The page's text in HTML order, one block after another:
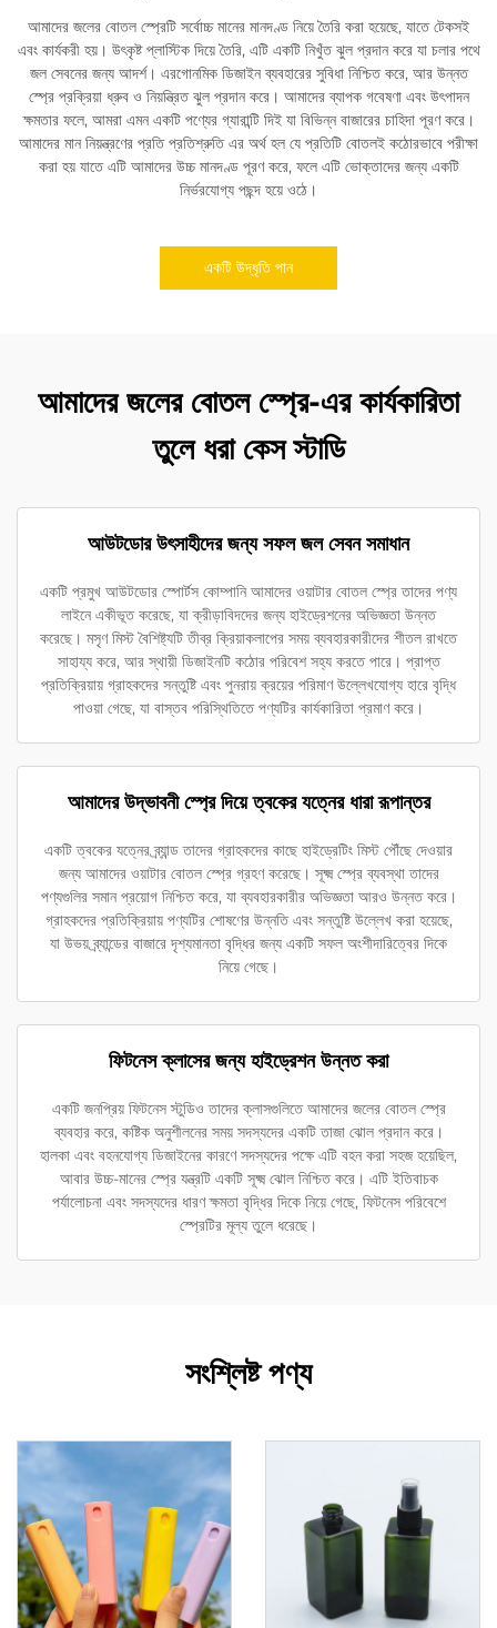
আমাদের জলের বোতল স্প্রেটি সর্বোচ্চ মানের মানদণ্ড নিয়ে তৈরি করা হয়েছে, যাতে টেকসই
এবং কার্যকরী হয়। উৎকৃষ্ট প্লাস্টিক দিয়ে তৈরি, এটি একটি নিখুঁত ঝুল প্রদান করে যা চলার পথে
জল সেবনের জন্য আদর্শ। এরগোনমিক ডিজাইন ব্যবহারের সুবিধা নিশ্চিত করে, আর উন্নত
স্প্রে প্রক্রিয়া ধ্রুব ও নিয়ন্ত্রিত ঝুল প্রদান করে। আমাদের ব্যাপক গবেষণা এবং উৎপাদন
ক্ষমতার ফলে, আমরা এমন একটি পণ্যের গ্যারান্টি দিই যা বিভিন্ন বাজারের চাহিদা পূরণ করে।
আমাদের মান নিয়ন্ত্রণের প্রতি প্রতিশ্রুতি এর অর্থ হল যে প্রতিটি বোতলই কঠোরভাবে পরীক্ষা
করা হয় যাতে এটি আমাদের উচ্চ মানদণ্ড পূরণ করে, ফলে এটি ভোক্তাদের জন্য একটি
নির্ভরযোগ্য পছন্দ হয়ে ওঠে।
একটি উদ্ধৃতি পান
আমাদের জলের বোতল স্প্রে-এর কার্যকারিতা
তুলে ধরা কেস স্টাডি
আউটডোর উৎসাহীদের জন্য সফল জল সেবন সমাধান
একটি প্রমুখ আউটডোর স্পোর্টস কোম্পানি আমাদের ওয়াটার বোতল স্প্রে তাদের পণ্য
লাইনে একীভূত করেছে, যা ক্রীড়াবিদদের জন্য হাইড্রেশনের অভিজ্ঞতা উন্নত
করেছে। মসৃণ মিস্ট বৈশিষ্ট্যটি তীব্র ক্রিয়াকলাপের সময় ব্যবহারকারীদের শীতল রাখতে
সাহায্য করে, আর স্থায়ী ডিজাইনটি কঠোর পরিবেশ সহ্য করতে পারে। প্রাপ্ত
প্রতিক্রিয়ায় গ্রাহকদের সন্তুষ্টি এবং পুনরায় ক্রয়ের পরিমাণ উল্লেখযোগ্য হারে বৃদ্ধি
পাওয়া গেছে, যা বাস্তব পরিস্থিতিতে পণ্যটির কার্যকারিতা প্রমাণ করে।
আমাদের উদ্ভাবনী স্প্রে দিয়ে ত্বকের যত্নের ধারা রূপান্তর
একটি ত্বকের যত্নের ব্র্যান্ড তাদের গ্রাহকদের কাছে হাইড্রেটিং মিস্ট পৌঁছে দেওয়ার
জন্য আমাদের ওয়াটার বোতল স্প্রে গ্রহণ করেছে। সূক্ষ্ম স্প্রে ব্যবস্থা তাদের
পণ্যগুলির সমান প্রয়োগ নিশ্চিত করে, যা ব্যবহারকারীর অভিজ্ঞতা আরও উন্নত করে।
গ্রাহকদের প্রতিক্রিয়ায় পণ্যটির শোষণের উন্নতি এবং সন্তুষ্টি উল্লেখ করা হয়েছে,
যা উভয় ব্র্যান্ডের বাজারে দৃশ্যমানতা বৃদ্ধির জন্য একটি সফল অংশীদারিত্বের দিকে
নিয়ে গেছে।
ফিটনেস ক্লাসের জন্য হাইড্রেশন উন্নত করা
একটি জনপ্রিয় ফিটনেস স্টুডিও তাদের ক্লাসগুলিতে আমাদের জলের বোতল স্প্রে
ব্যবহার করে, কষ্টিক অনুশীলনের সময় সদস্যদের একটি তাজা ঝোল প্রদান করে।
হালকা এবং বহনযোগ্য ডিজাইনের কারণে সদস্যদের পক্ষে এটি বহন করা সহজ হয়েছিল,
আবার উচ্চ-মানের স্প্রে যন্ত্রটি একটি সূক্ষ্ম ঝোল নিশ্চিত করে। এটি ইতিবাচক
পর্যালোচনা এবং সদস্যদের ধারণ ক্ষমতা বৃদ্ধির দিকে নিয়ে গেছে, ফিটনেস পরিবেশে
স্প্রেটির মূল্য তুলে ধরেছে।
সংশ্লিষ্ট পণ্য